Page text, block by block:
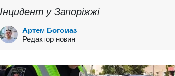
Інцидент у Запоріжжі
Артем Богомаз
Редактор новин